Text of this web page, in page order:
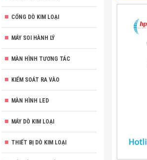
CỔNG DÒ KIM LOẠI
MÁY SOI HÀNH LÝ
MÀN HÌNH TƯƠNG TÁC
KIỂM SOÁT RA VÀO
MÀN HÌNH LED
MÁY DÒ KIM LOẠI
THIẾT BỊ DÒ KIM LOẠI